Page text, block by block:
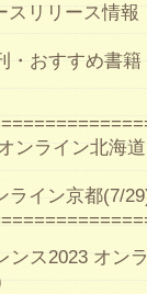
スリリース情報
・おすすめ書籍
ンライン北海
ライン京都(7/
ンス2023 オン